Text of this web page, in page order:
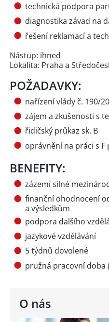
O nás
technická podpora
diagnostika závad na
řešení reklamací a
Nástup: ihned
Lokalita: Praha a
POŽADAVKY:
nařízení vlády č. 190/
zájem a zkušenosti s
řidičský průkaz sk. B
oprávnění na práci s F
BENEFITY:
zázemí silné
finanční ohodnocení
a výsledkům
podpora dalšího
jazykové vzdělávání
5 týdnů dovolené
pružná pracovní doba